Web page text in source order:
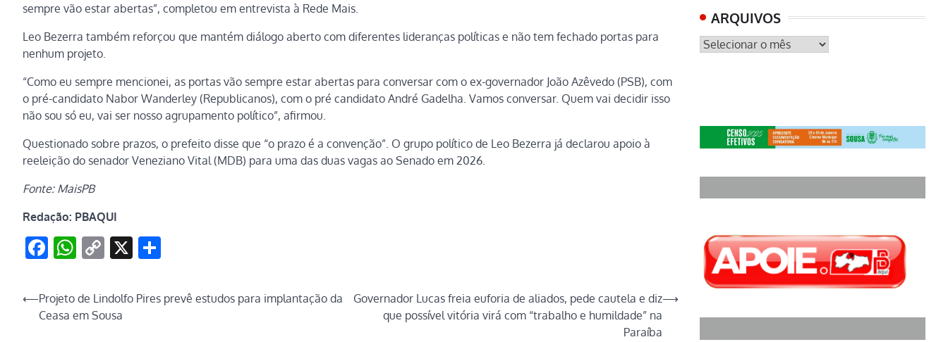
sempre vão estar abertas”, completou em entrevista à Rede Mais.
Leo Bezerra também reforçou que mantém diálogo aberto com diferentes lideranças políticas e não tem fechado portas para
nenhum projeto.
“Como eu sempre mencionei, as portas vão sempre estar abertas para conversar com o ex-governador João Azêvedo (PSB), com
o pré-candidato Nabor Wanderley (Republicanos), com o pré candidato André Gadelha. Vamos conversar. Quem vai decidir isso
não sou só eu, vai ser nosso agrupamento político”, afirmou.
Questionado sobre prazos, o prefeito disse que “o prazo é a convenção”. O grupo político de Leo Bezerra já declarou apoio à
reeleição do senador Veneziano Vital (MDB) para uma das duas vagas ao Senado em 2026.
Fonte: MaisPB
Redação: PBAQUI
Facebook
WhatsApp
Copy
X
Navegação
⟵Projeto de Lindolfo Pires prevê estudos para implantação da
Ceasa em Sousa
Governador Lucas freia euforia de aliados, pede cautela e diz
que possível vitória virá com “trabalho e humildade” na
Paraíba
⟶
ARQUIVOS
ARQUIVOS